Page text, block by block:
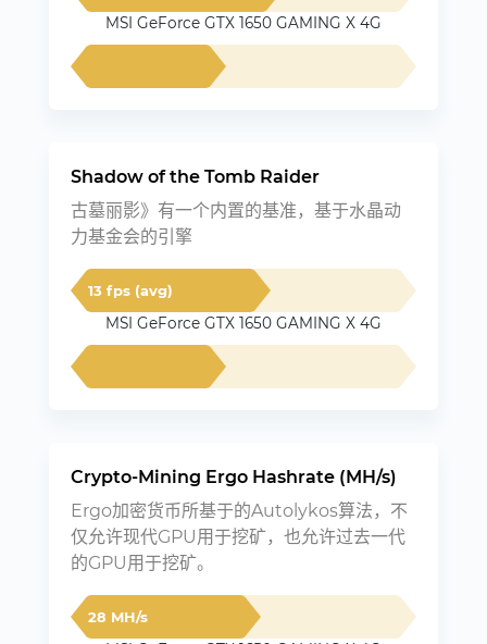
MSI GeForce GTX 1650 GAMING X 4G
Shadow of the Tomb Raider
古墓丽影》有一个内置的基准，基于水晶动
力基金会的引擎
13 fps (avg)
MSI GeForce GTX 1650 GAMING X 4G
Crypto-Mining Ergo Hashrate (MH/s)
Ergo加密货币所基于的Autolykos算法，不
仅允许现代GPU用于挖矿，也允许过去一代
的GPU用于挖矿。
28 MH/s